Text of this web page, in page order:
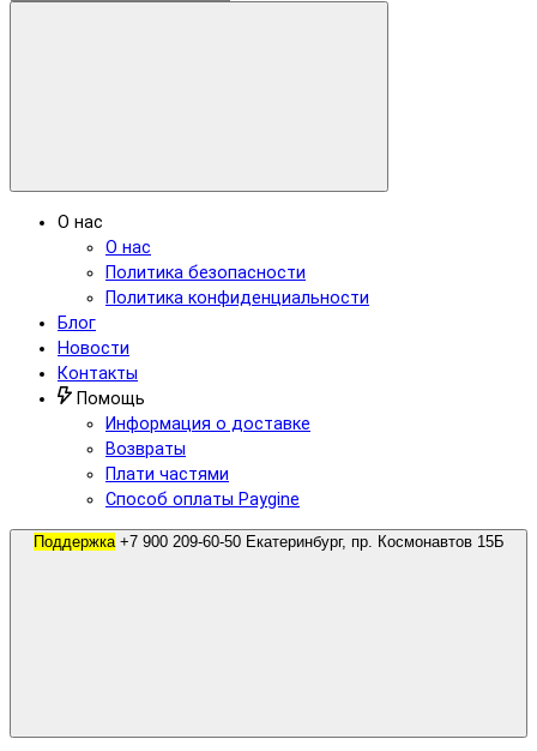
О нас
О нас
Политика безопасности
Политика конфиденциальности
Блог
Новости
Контакты
Помощь
Информация о доставке
Возвраты
Плати частями
Способ оплаты Paygine
Поддержка